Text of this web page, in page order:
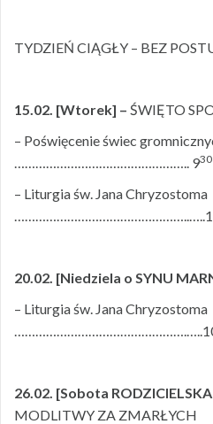
TYDZIEŃ CIĄGŁY – BEZ
15.02. [Wtorek] – ŚWIĘTO
– Poświęcenie świec
………………………………………….. 930
– Liturgia św. Jana Chryzostoma
20.02. [Niedziela o SYNU
– Liturgia św. Jana Chryzostoma
26.02. [Sobota
MODLITWY ZA ZMARŁYCH